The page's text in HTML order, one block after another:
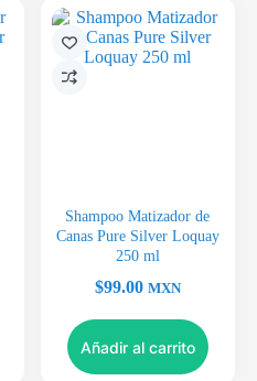
Shampoo Matizador de
Canas Pure Silver Loquay
250 ml
$99.00 MXN
Añadir al carrito